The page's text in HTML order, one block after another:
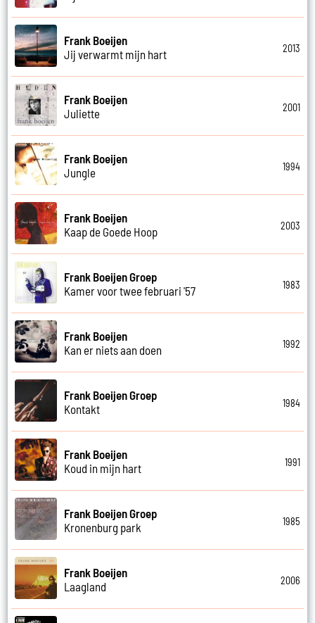
Frank Boeijen
Jij verwarmt mijn hart
2013
Frank Boeijen
Juliette
2001
Frank Boeijen
Jungle
1994
Frank Boeijen
Kaap de Goede Hoop
2003
Frank Boeijen Groep
Kamer voor twee februari '57
1983
Frank Boeijen
Kan er niets aan doen
1992
Frank Boeijen Groep
Kontakt
1984
Frank Boeijen
Koud in mijn hart
1991
Frank Boeijen Groep
Kronenburg park
1985
Frank Boeijen
Laagland
2006